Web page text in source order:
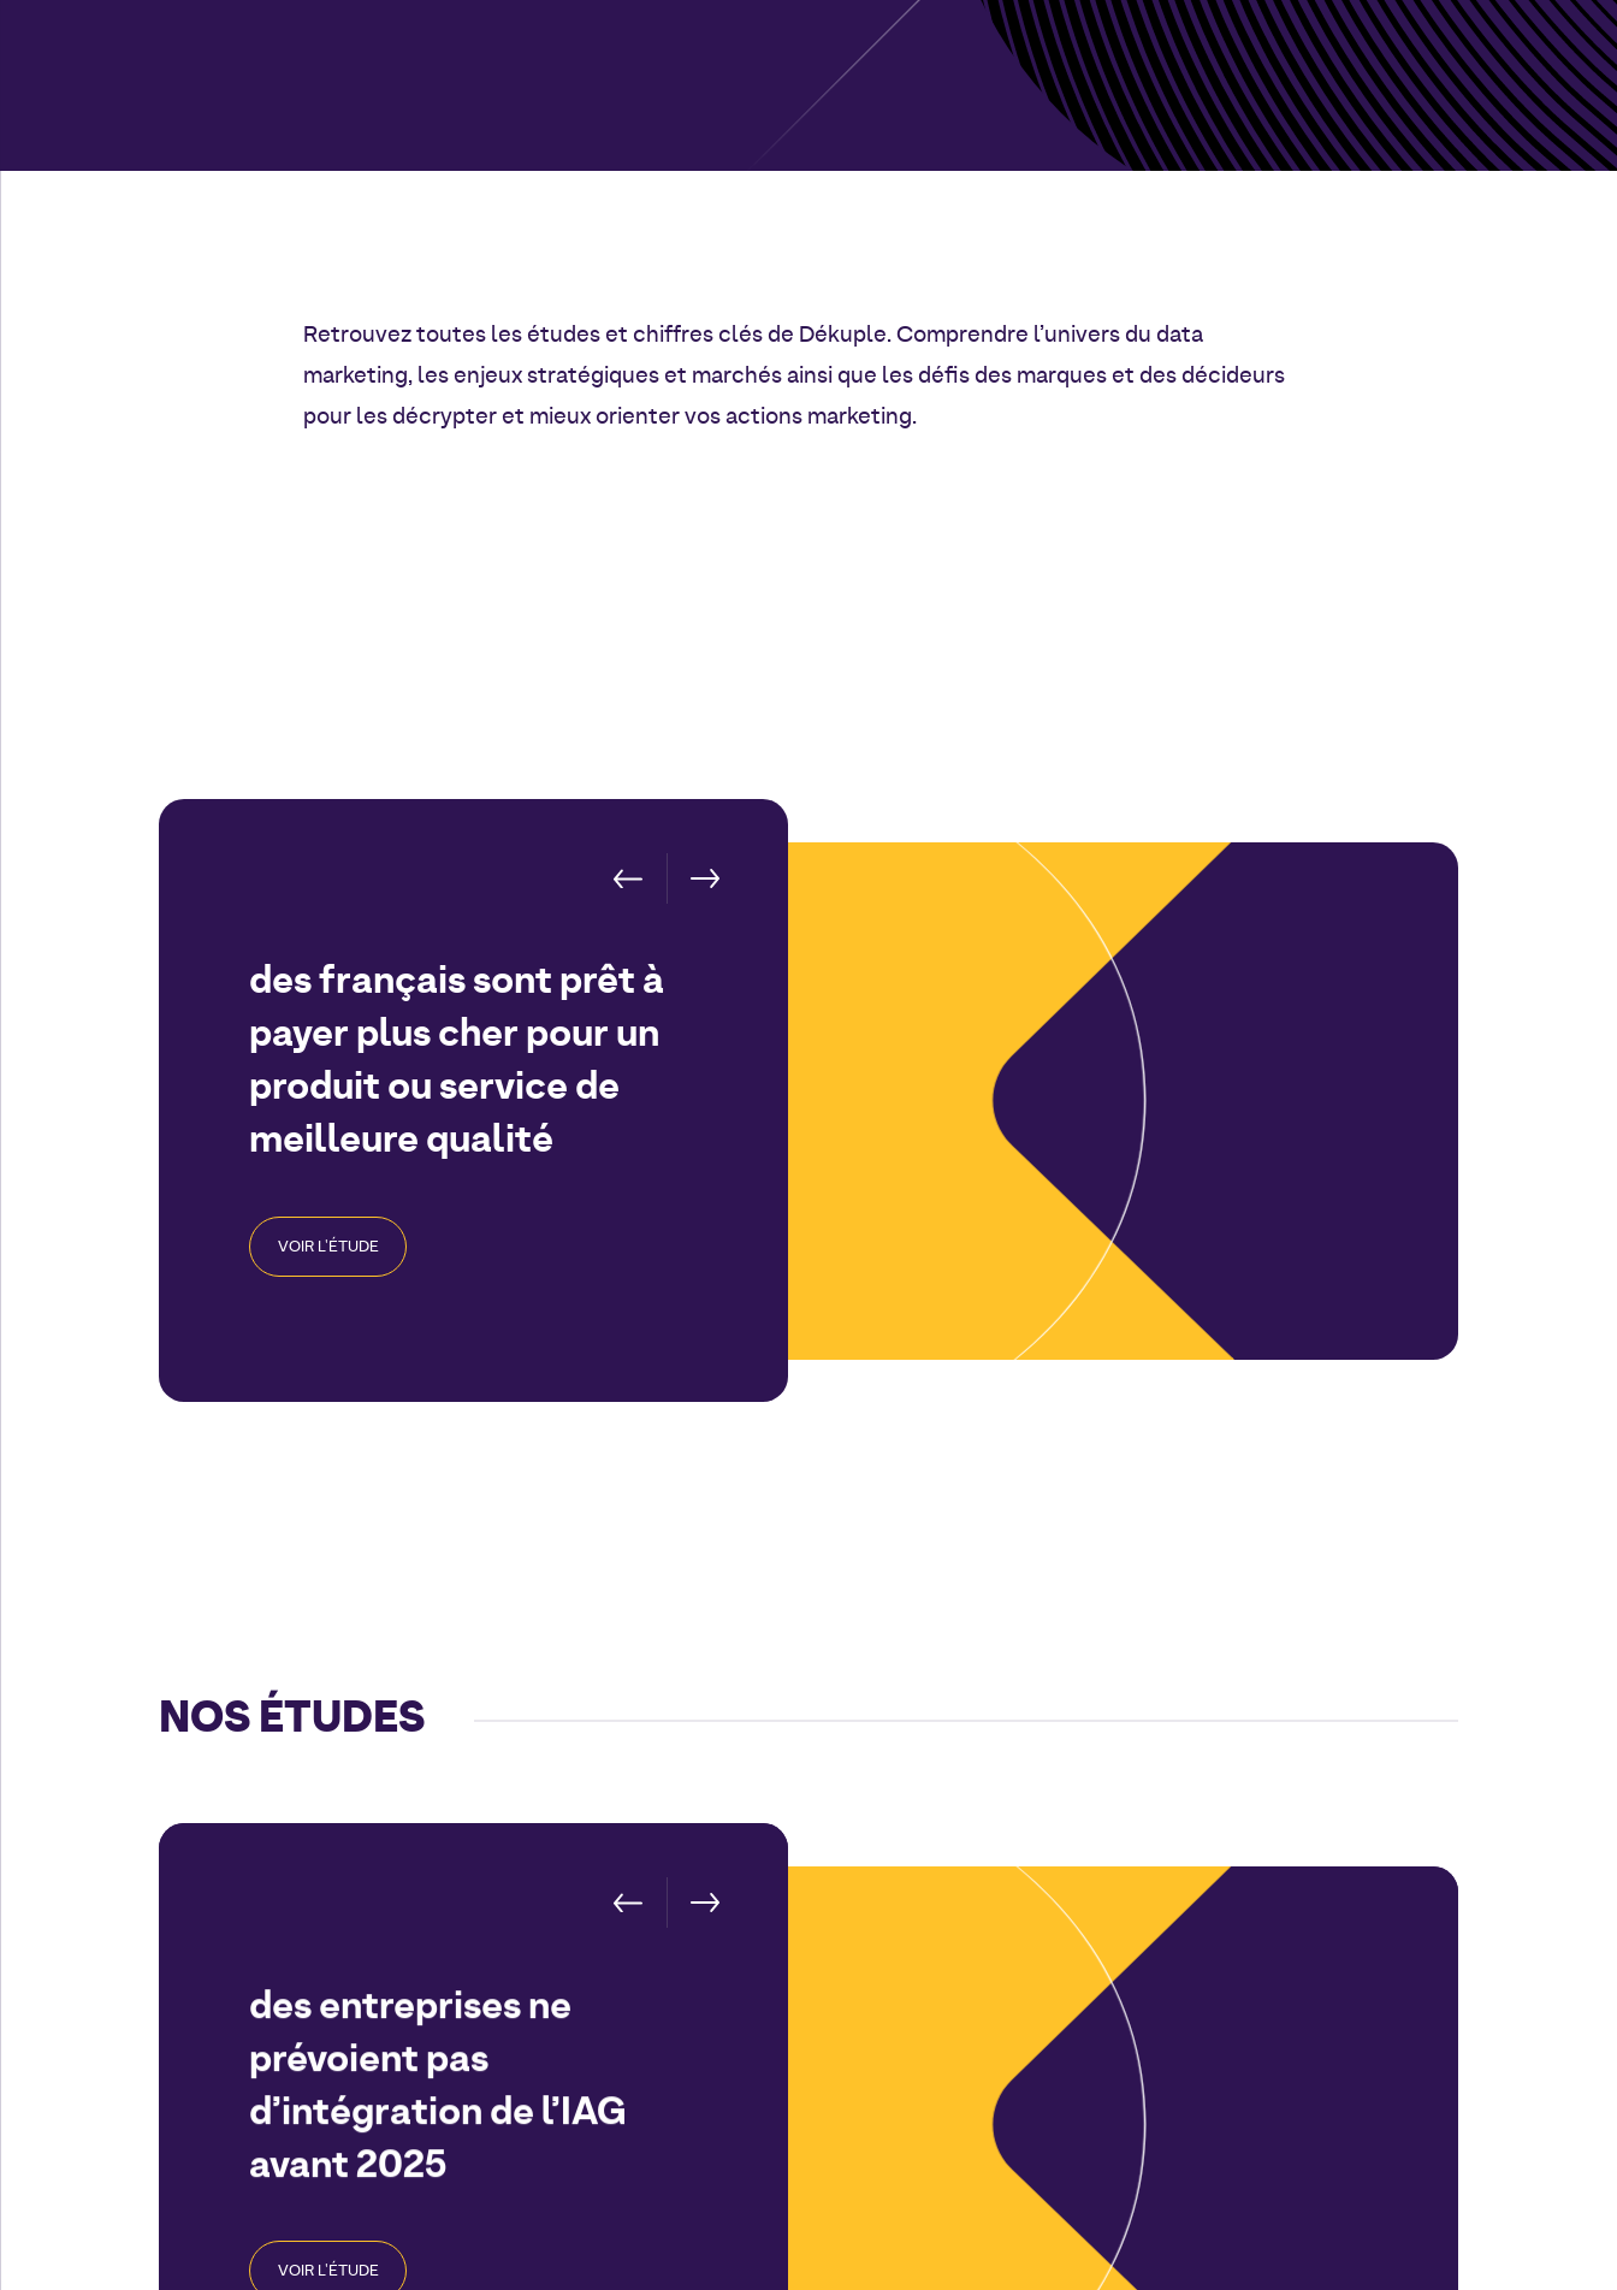
Retrouvez toutes les études et chiffres clés de Dékuple. Comprendre l’univers du data
marketing, les enjeux stratégiques et marchés ainsi que les défis des marques et des décideurs
pour les décrypter et mieux orienter vos actions marketing.
des français sont prêt à
payer plus cher pour un
produit ou service de
meilleure qualité
VOIR L'ÉTUDE
NOS ÉTUDES
des entreprises ne
prévoient pas
d’intégration de l’IAG
avant 2025
VOIR L'ÉTUDE